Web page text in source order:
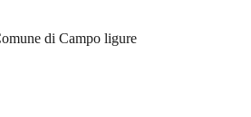
di Campo ligure